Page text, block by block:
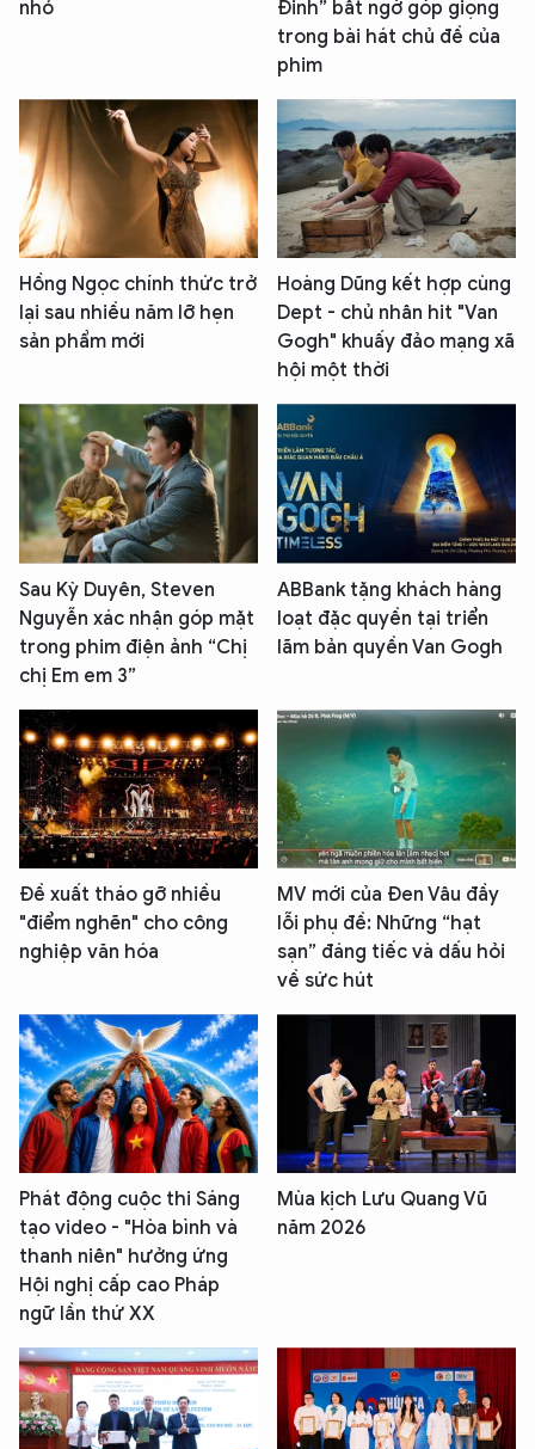
nhỏ
Đinh” bất ngờ góp giọng
trong bài hát chủ đề của
phim
Hồng Ngọc chính thức trở
lại sau nhiều năm lỡ hẹn
sản phẩm mới
Hoàng Dũng kết hợp cùng
Dept - chủ nhân hit "Van
Gogh" khuấy đảo mạng xã
hội một thời
Sau Kỳ Duyên, Steven
Nguyễn xác nhận góp mặt
trong phim điện ảnh “Chị
chị Em em 3”
ABBank tặng khách hàng
loạt đặc quyền tại triển
lãm bản quyền Van Gogh
Đề xuất tháo gỡ nhiều
"điểm nghẽn" cho công
nghiệp văn hóa
MV mới của Đen Vâu đầy
lỗi phụ đề: Những “hạt
sạn” đáng tiếc và dấu hỏi
về sức hút
Phát động cuộc thi Sáng
tạo video - "Hòa bình và
thanh niên" hưởng ứng
Hội nghị cấp cao Pháp
ngữ lần thứ XX
Mùa kịch Lưu Quang Vũ
năm 2026